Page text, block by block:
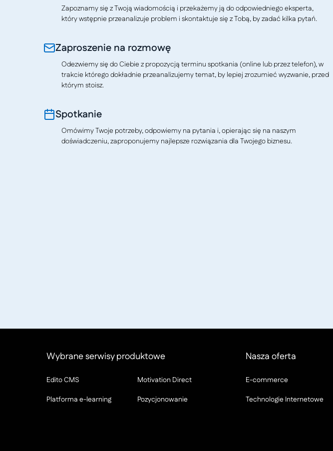
Zapoznamy się z Twoją wiadomością i przekażemy ją do odpowiedniego eksperta,
który wstępnie przeanalizuje problem i skontaktuje się z Tobą, by zadać kilka pytań.
Zaproszenie na rozmowę
Odezwiemy się do Ciebie z propozycją terminu spotkania (online lub przez telefon), w
trakcie którego dokładnie przeanalizujemy temat, by lepiej zrozumieć wyzwanie, przed
którym stoisz.
Spotkanie
Omówimy Twoje potrzeby, odpowiemy na pytania i, opierając się na naszym
doświadczeniu, zaproponujemy najlepsze rozwiązania dla Twojego biznesu.
Wybrane serwisy produktowe
Edito CMS
Motivation Direct
Platforma e-learning
Pozycjonowanie
Nasza oferta
E-commerce
Technologie Internetowe